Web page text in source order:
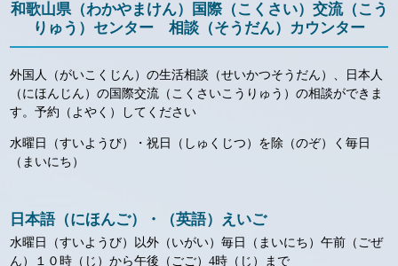
和歌山県（わかやまけん）国際（こくさい）交流（こう
りゅう）センター 相談（そうだん）カウンター
外国人（がいこくじん）の生活相談（せいかつそうだん）、日本人
（にほんじん）の国際交流（こくさいこうりゅう）の相談ができま
す。予約（よやく）してください
水曜日（すいようび）・祝日（しゅくじつ）を除（のぞ）く毎日
（まいにち）
日本語（にほんご）・（英語）えいご
水曜日（すいようび）以外（いがい）毎日（まいにち）午前（ごぜ
ん）１０時（じ）から午後（ごご）4時（じ）まで